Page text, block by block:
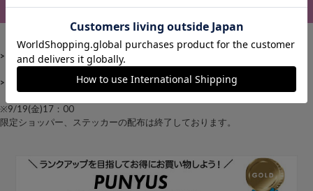
【PlayStation×PUNYUS】コラボ発売スタート！
>>スタイリングをチェック<<
>>アイテム一覧はこちら<<
※9/19(金)17：00
限定ショッパー、ステッカーの配布は終了しております。